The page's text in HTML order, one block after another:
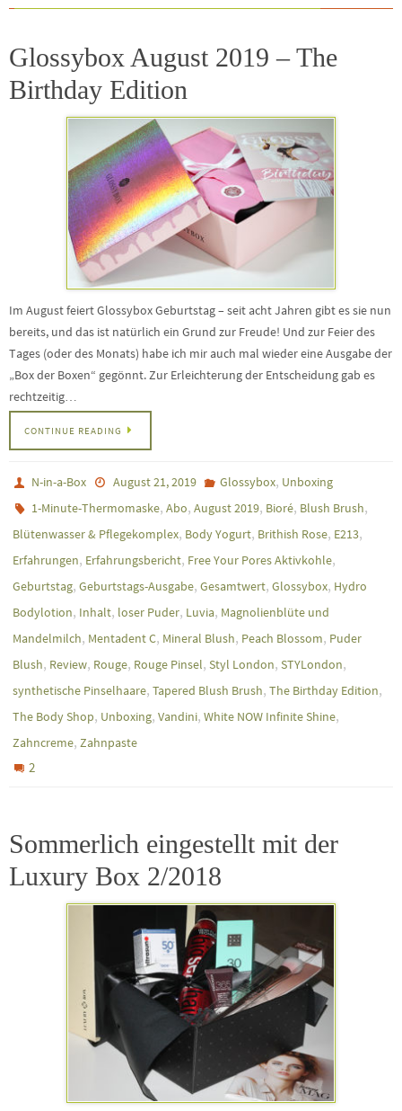
Glossybox August 2019 – The
Birthday Edition
Im August feiert Glossybox Geburtstag – seit acht Jahren gibt es sie nun
bereits, und das ist natürlich ein Grund zur Freude! Und zur Feier des
Tages (oder des Monats) habe ich mir auch mal wieder eine Ausgabe der
„Box der Boxen“ gegönnt. Zur Erleichterung der Entscheidung gab es
rechtzeitig…
CONTINUE READING
N-in-a-Box August 21, 2019 Glossybox, Unboxing
1-Minute-Thermomaske,Abo,August 2019, Bioré, Blush Brush,
Blütenwasser & Pflegekomplex, Body Yogurt, Brithish Rose, E213,
Erfahrungen, Erfahrungsbericht, Free Your Pores Aktivkohle,
Geburtstag, Geburtstags-Ausgabe, Gesamtwert, Glossybox, Hydro
Bodylotion, Inhalt, loser Puder, Luvia, Magnolienblüte und
Mandelmilch, Mentadent C, Mineral Blush, Peach Blossom, Puder
Blush, Review, Rouge, Rouge Pinsel, Styl London, STYLondon,
synthetische Pinselhaare, Tapered Blush Brush, The Birthday Edition,
The Body Shop, Unboxing, Vandini, White NOW Infinite Shine,
Zahncreme, Zahnpaste
2
Sommerlich eingestellt mit der
Luxury Box 2/2018